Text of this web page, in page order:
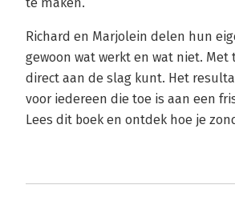
Richard en Marjolein delen hun
gewoon wat werkt en wat niet.
direct aan de slag kunt. Het
voor iedereen die toe is aan een
Lees dit boek en ontdek hoe je